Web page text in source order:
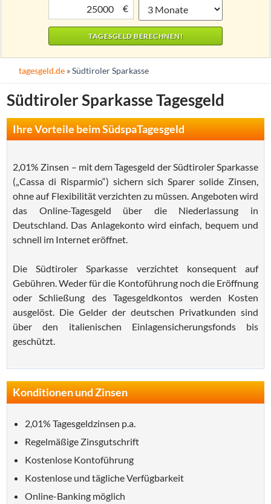
€
tagesgeld.de » Südtiroler Sparkasse
Südtiroler Sparkasse Tagesgeld
Ihre Vorteile beim SüdspaTagesgeld
2,01% Zinsen – mit dem Tagesgeld der Südtiroler Sparkasse
(„Cassa di Risparmio“) sichern sich Sparer solide Zinsen,
ohne auf Flexibilität verzichten zu müssen. Angeboten wird
das Online-Tagesgeld über die Niederlassung in
Deutschland. Das Anlagekonto wird einfach, bequem und
schnell im Internet eröffnet.
Die Südtiroler Sparkasse verzichtet konsequent auf
Gebühren. Weder für die Kontoführung noch die Eröffnung
oder Schließung des Tagesgeldkontos werden Kosten
ausgelöst. Die Gelder der deutschen Privatkunden sind
über den italienischen Einlagensicherungsfonds bis
geschützt.
Konditionen und Zinsen
2,01% Tagesgeldzinsen p.a.
Regelmäßige Zinsgutschrift
Kostenlose Kontoführung
Kostenlose und tägliche Verfügbarkeit
Online-Banking möglich